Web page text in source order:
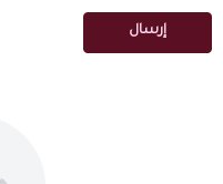
إرسال